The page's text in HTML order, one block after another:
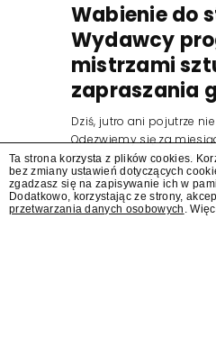
Wabienie do
Wydawcy
mistrzami
zapraszania
Dziś, jutro ani pojutrze
Odezwiemy się za
Wydawcy programów są
zapraszania gości.
Ta strona korzysta z plików cookies.
bez zmiany ustawień dotyczących
zgadzasz się na zapisywanie ich w
Dodatkowo, korzystając ze strony,
przetwarzania danych osobowych .